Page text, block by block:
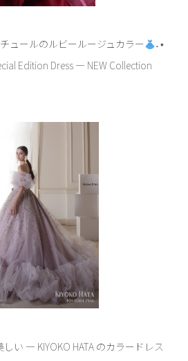
ュールのルビールージュカラー
˖⋆
Edition Dress ― NEW Collection
い — KIYOKO HATA のカラードレス